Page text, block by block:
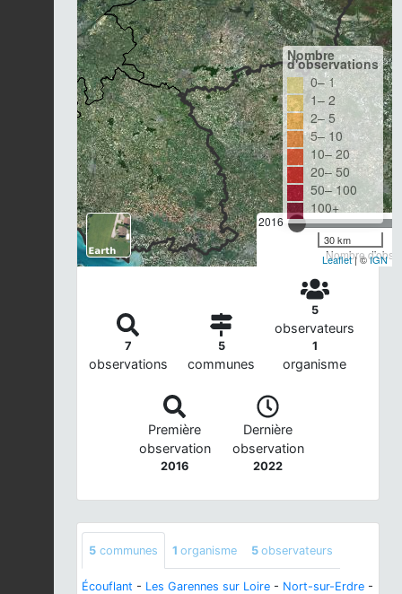
2016
Nombre
Nombre
d'observations
0– 1
1– 2
2– 5
5– 10
10– 20
20– 50
50– 100
100+
30 km
Leaflet| ©IGN
7
observations
5
communes
5
observateurs
1
organisme
Première
observation
2016
Dernière
observation
2022
5 communes 1 organisme 5 observateurs
Écouflant - Les Garennes sur Loire - Nort-sur-Erdre -